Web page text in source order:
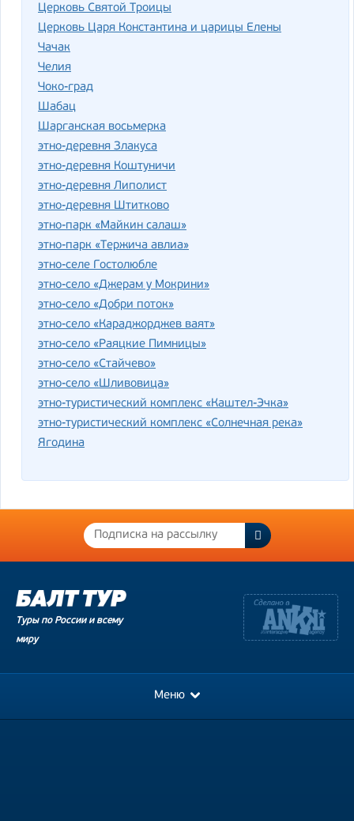
Церковь Святой Троицы
Церковь Царя Константина и царицы Елены
Чачак
Челия
Чоко-град
Шабац
Шарганская восьмерка
этно-деревня Злакуса
этно-деревня Коштуничи
этно-деревня Липолист
этно-деревня Штитково
этно-парк «Майкин салаш»
этно-парк «Тержича авлиа»
этно-селе Гостолюбле
этно-село «Джерам у Мокрини»
этно-село «Добри поток»
этно-село «Караджорджев ваят»
этно-село «Раяцкие Пимницы»
этно-село «Стайчево»
этно-село «Шливовица»
этно-туристический комплекс «Каштел-Эчка»
этно-туристический комплекс «Солнечная река»
Ягодина
Туры по России и всему
миру
Меню